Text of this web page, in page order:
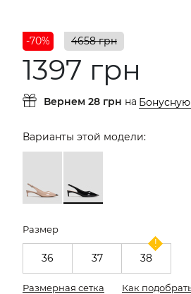
-70%
4658 грн
1397 грн
Вернем 28 грн на
Варианты этой модели:
Размер
36 37 38
Размерная сетка Как